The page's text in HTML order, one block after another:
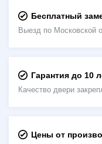
Бесплатный
Выезд по Московской
Гарантия до 10
Качество двери
Цены от